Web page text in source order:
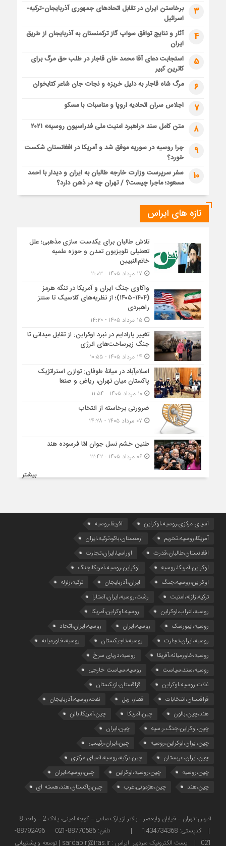
3
برخاستن ایران در تقابل اتحادهای جمهوری آذربایجان-ترکیه-
اسرائیل
4
آثار و نتایج توافق سواپ گاز ترکمنستان به آذربایجان از طریق
ایران
5
استجابت دعای آقا محمد خان قاجار در طلب حق مرگ برای
کاترین کبیر
6 مرگ شاه قاجار به دلیل خربزه و نجات جان شاعر کتابخوان
7 اجلاس سران اتحادیه اروپا و مناسبات با مسکو
8 متن کامل سند «راهبرد امنیت ملی فدراسیون روسیه» ۲۰۲۱
9
چرا روسیه در سوریه موفق شد و آمریکا در افغانستان شکست
خورد؟
10
سفر سرپرست وزارت خارجه طالبان به ایران و دیدار با احمد
مسعود؛ ماجرا چیست؟ / تهران چه در ذهن دارد؟
تازه های ایراس
تلاش طالبان برای یکدست سازی مذهبی؛ علل
تعطیلی تلویزیون تمدن و حوزه علمیه
خاتم‌النبیین
واکاوی جنگ ایران و آمریکا در تنگه هرمز
(۱۴۰۴-۱۴۰۵)؛ از نظریه‌های کلاسیک تا سنتز
راهبردی
۱۵ مرداد ۱۴۰۵ - ۱۴:۲۰
تغییر پارادایم در نبرد اوکراین: از تقابل میدانی تا
جنگ زیرساخت‌های انرژی
اسلام‌آباد در میانۀ طوفان: توازن استراتژیک
پاکستان میان تهران، ریاض و صنعا
۱۰ مرداد ۱۴۰۵ - ۱۱:۵۴
ضرورتی برخاسته از انتخاب
طنین خشم نسل جوان امّا فرسوده هند
۰۶ مرداد ۱۴۰۵ - ۱۲:۴۲
بیشتر
آسیای مرکزی،روسیه،اوکراین
آفریقا،روسیه
آمریکا،روسیه،تحریم
ارمنستان،باکو،ترکیه،ایران
افغانستان،طالبان،قدرت
اوراسیا،ایران،تجارت
اوکراین،آمریکا،روسیه
اوکراین،روسیه،آمریکا،جنگ
اوکراین،روسیه،جنگ
ایران،آذربایجان
ترکیه،زلزله
ترکیه،زلزله،امنیت
رشت،روسیه،ایران،آستارا
روسیه،اعراب،اوکراین
روسیه،اوکراین،آمریکا
روسیه،ایبورسک
روسیه،ایران
روسیه،ایران،اتحاد
روسیه،ایران،تجارت
روسیه،تاجیکستان
روسیه،خاورمیانه
روسیه،خاورمیانه،آفریقا
روسیه،دریای سرخ
روسیه،سند،سیاست
روسیه،سیاست خارجی
غلات،روسیه،اوکراین
قزاقستان،ازبکستان
قزاقستان،انتخابات
قطار، ریل
نفت،روسیه،آذربایجان
هند،چین،بالون
چین،آمریکا
چین،آمریکا،بالن
چین،اوکراین،جنگ،ر.سیه
چین،ایران
چین،ایران،اوکراین،روسیه
چین،ایران،رئیسی
چین،ایران،عربستان
چین،ترکیه،روسیه،آسیای مرکزی
چین،روسیه
چین،روسیه،اوکراین
چین،روسیه،ایران
چین،هند
چین،هژمونی،غرب چین،پاکستان،هند،هسته ای
| کدپستی: 1434734368 | تلفن: 88770586-021 88792496-
021 | پست الکترونیک سردبیر ایراس : sardabir@iras.ir |
توسعه و پشتیبانی